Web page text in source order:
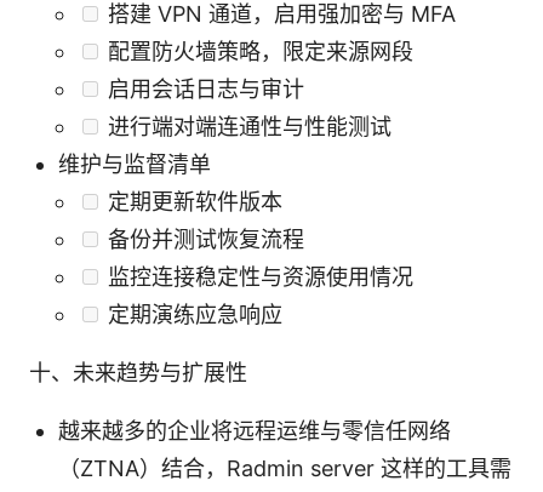
搭建 VPN 通道，启用强加密与 MFA
配置防火墙策略，限定来源网段
启用会话日志与审计
进行端对端连通性与性能测试
维护与监督清单
定期更新软件版本
备份并测试恢复流程
监控连接稳定性与资源使用情况
定期演练应急响应
十、未来趋势与扩展性
越来越多的企业将远程运维与零信任网络
（ZTNA）结合，Radmin server 这样的工具需